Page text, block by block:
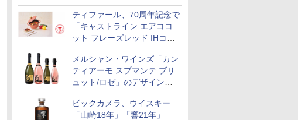
ル〉」限定発売
ティファール、70周年記念で
「キャストライン エアココ
ット フレーズレッド IHココ
ット鍋 24cm」数量限定発売
メルシャン・ワインズ「カン
ティアーモ スプマンテ ブリ
ュット/ロゼ」のデザインを
リニューアル。ハーフボトル
も登場
ビックカメラ、ウイスキー
「山崎18年」「響21年」